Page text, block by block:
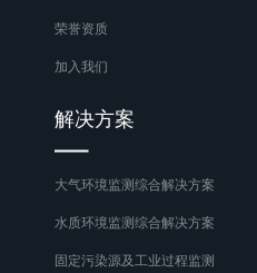
荣誉资质
加入我们
解决方案
大气环境监测综合解决方案
水质环境监测综合解决方案
固定污染源及工业过程监测